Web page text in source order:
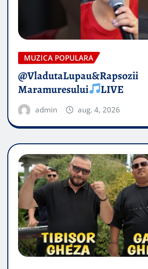
MUZICA POPULARA
@VladutaLupau&Rapsozii
Maramuresului
LIVE
admin aug. 4, 2026